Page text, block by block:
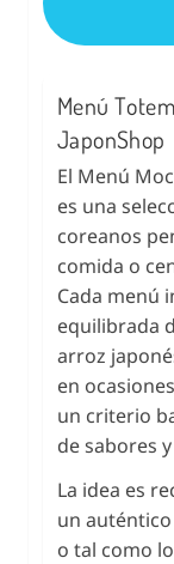
Menú
JaponShop
El Menú
es una
coreanos
comida o
Cada menú
equilibrada
arroz
en
un criterio
de sabores
La idea es
un
o tal como